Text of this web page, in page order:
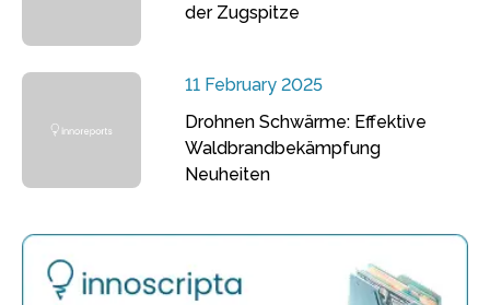
der Zugspitze
11 February 2025
Drohnen Schwärme: Effektive
Waldbrandbekämpfung
Neuheiten